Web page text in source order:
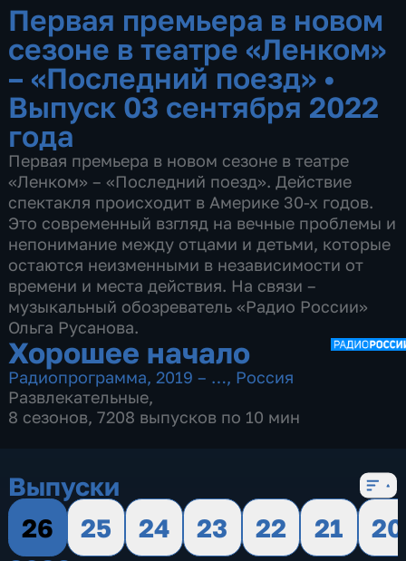
Первая премьера в новом
сезоне в театре «Ленком»
– «Последний поезд» •
Выпуск 03 сентября 2022
года
Первая премьера в новом сезоне в театре
«Ленком» – «Последний поезд». Действие
спектакля происходит в Америке 30-х годов.
Это современный взгляд на вечные проблемы и
непонимание между отцами и детьми, которые
остаются неизменными в независимости от
времени и места действия. На связи –
музыкальный обозреватель «Радио России»
Ольга Русанова.
Хорошее начало
Радиопрограмма, 2019 – …, Россия
Развлекательные,
8 сезонов, 7208 выпусков по 10 мин
Выпуски
26
25 24 23 22 21
20